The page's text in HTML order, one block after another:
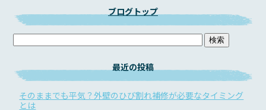
o
o
k
ブログトップ
最近の投稿
そのままでも平気？外壁のひび割れ補修が必要なタイミング
とは